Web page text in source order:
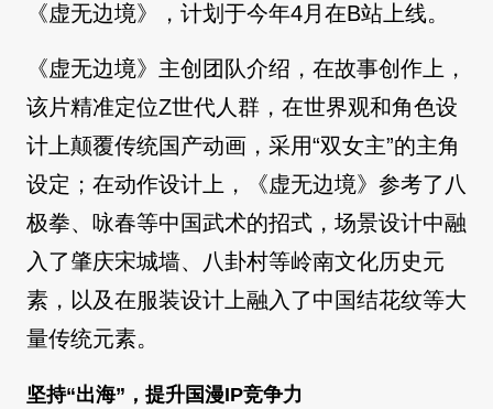
《虚无边境》，计划于今年4月在B站上线。
《虚无边境》主创团队介绍，在故事创作上，
该片精准定位Z世代人群，在世界观和角色设
计上颠覆传统国产动画，采用“双女主”的主角
设定；在动作设计上，《虚无边境》参考了八
极拳、咏春等中国武术的招式，场景设计中融
入了肇庆宋城墙、八卦村等岭南文化历史元
素，以及在服装设计上融入了中国结花纹等大
量传统元素。
坚持“出海”，提升国漫IP竞争力